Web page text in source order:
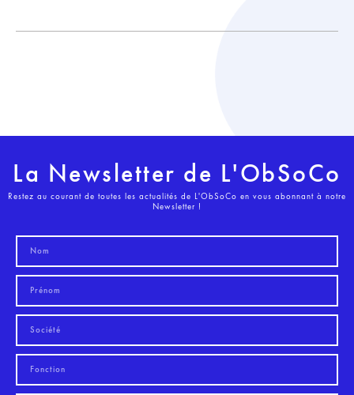
La Newsletter de L'ObSoCo
Restez au courant de toutes les actualités de L'ObSoCo en vous abonnant à notre
Newsletter !